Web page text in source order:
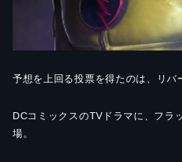
予想を上回る投票を得たのは、リバ
DCコミックスのTVドラマに、フラ
場。